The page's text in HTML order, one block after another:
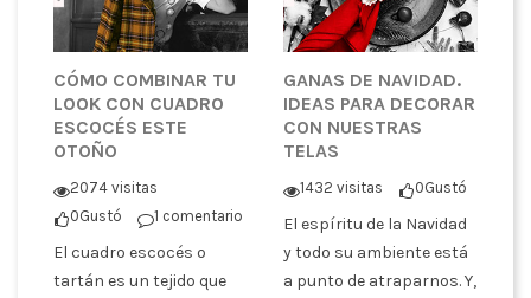
CÓMO COMBINAR TU
LOOK CON CUADRO
ESCOCÉS ESTE
OTOÑO
2074 visitas
0Gustó 1 comentario
El cuadro escocés o
tartán es un tejido que
GANAS DE NAVIDAD.
IDEAS PARA DECORAR
CON NUESTRAS
TELAS
1432 visitas 0Gustó
El espíritu de la Navidad
y todo su ambiente está
a punto de atraparnos. Y,